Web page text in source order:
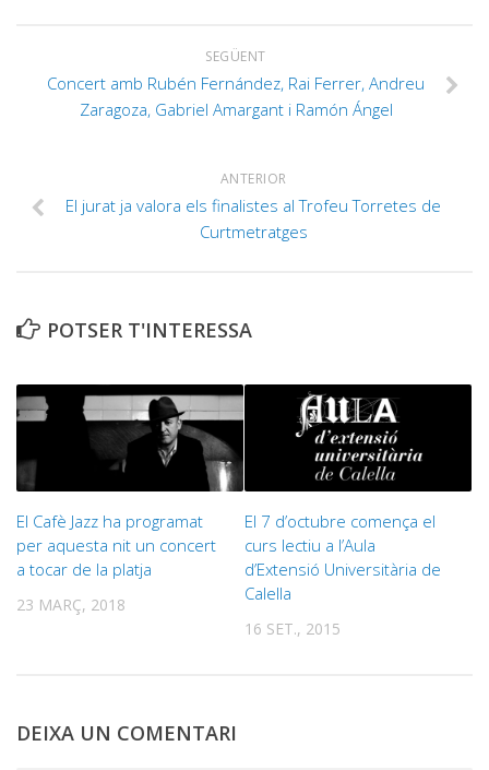
SEGÜENT
Concert amb Rubén Fernández, Rai Ferrer, Andreu
Zaragoza, Gabriel Amargant i Ramón Ángel
ANTERIOR
El jurat ja valora els finalistes al Trofeu Torretes de
Curtmetratges
POTSER T'INTERESSA
El Cafè Jazz ha programat
per aquesta nit un concert
a tocar de la platja
23 MARÇ, 2018
El 7 d’octubre comença el
curs lectiu a l’Aula
d’Extensió Universitària de
Calella
16 SET., 2015
DEIXA UN COMENTARI